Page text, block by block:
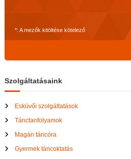
*: A mezők kitöltése kötelező
Szolgáltatásaink
Esküvői szolgáltatások
Tánctanfolyamok
Magán táncóra
Gyermek táncoktatás